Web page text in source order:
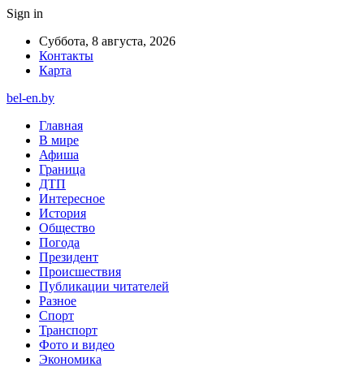
Sign in
Суббота, 8 августа, 2026
Контакты
Карта
bel-en.by
Главная
В мире
Афиша
Граница
ДТП
Интересное
История
Общество
Погода
Президент
Происшествия
Публикации читателей
Разное
Спорт
Транспорт
Фото и видео
Экономика